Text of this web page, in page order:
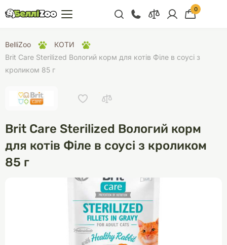
Відділ продажу
+38 (068) 479 28
76
0
BelliZoo
КОТИ
Brit Care Sterilized Вологий корм для котів Філе в соусі з
кроликом 85 г
Brit Care Sterilized Вологий корм
для котів Філе в соусі з кроликом
85 г